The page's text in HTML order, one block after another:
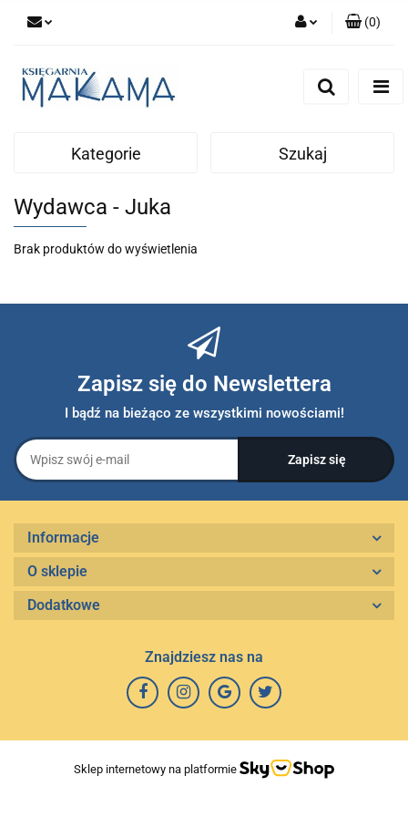
(0)
Kategorie Szukaj
Wydawca - Juka
Brak produktów do wyświetlenia
Zapisz się do Newslettera
I bądź na bieżąco ze wszystkimi nowościami!
Informacje
O sklepie
Dodatkowe
Znajdziesz nas na
Sklep internetowy na platformie